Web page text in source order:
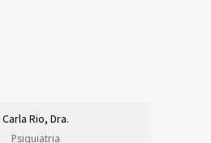
Carla Rio, Dra.
Psiquiatria